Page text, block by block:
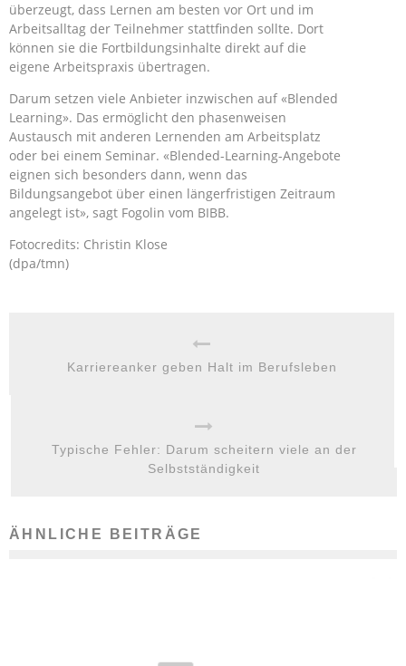
überzeugt, dass Lernen am besten vor Ort und im
Arbeitsalltag der Teilnehmer stattfinden sollte. Dort
können sie die Fortbildungsinhalte direkt auf die
eigene Arbeitspraxis übertragen.
Darum setzen viele Anbieter inzwischen auf «Blended
Learning». Das ermöglicht den phasenweisen
Austausch mit anderen Lernenden am Arbeitsplatz
oder bei einem Seminar. «Blended-Learning-Angebote
eignen sich besonders dann, wenn das
Bildungsangebot über einen längerfristigen Zeitraum
angelegt ist», sagt Fogolin vom BIBB.
Fotocredits: Christin Klose
(dpa/tmn)
Karriereanker geben Halt im Berufsleben
Typische Fehler: Darum scheitern viele an der
Selbstständigkeit
ÄHNLICHE BEITRÄGE